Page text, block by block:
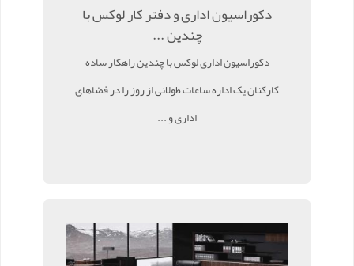
دکوراسیون اداری و دفتر کار لوکس با
چندین ...
دکوراسیون اداری لوکس با چندین راهکار ساده
کارکنان یک اداره ساعات طولانی از روز را در فضاهای
اداری و ...